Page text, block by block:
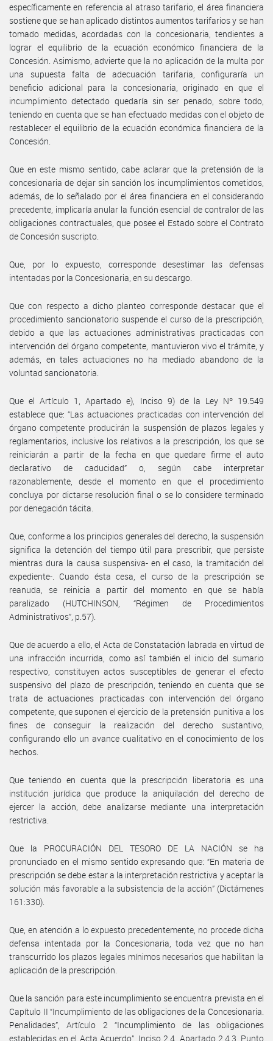
específicamente en referencia al atraso tarifario, el área financiera
sostiene que se han aplicado distintos aumentos tarifarios y se han
tomado medidas, acordadas con la concesionaria, tendientes a
lograr el equilibrio de la ecuación económico financiera de la
Concesión. Asimismo, advierte que la no aplicación de la multa por
una supuesta falta de adecuación tarifaria, configuraría un
beneficio adicional para la concesionaria, originado en que el
incumplimiento detectado quedaría sin ser penado, sobre todo,
teniendo en cuenta que se han efectuado medidas con el objeto de
restablecer el equilibrio de la ecuación económica financiera de la
Concesión.
Que en este mismo sentido, cabe aclarar que la pretensión de la
concesionaria de dejar sin sanción los incumplimientos cometidos,
además, de lo señalado por el área financiera en el considerando
precedente, implicaría anular la función esencial de contralor de las
obligaciones contractuales, que posee el Estado sobre el Contrato
de Concesión suscripto.
Que, por lo expuesto, corresponde desestimar las defensas
intentadas por la Concesionaria, en su descargo.
Que con respecto a dicho planteo corresponde destacar que el
procedimiento sancionatorio suspende el curso de la prescripción,
debido a que las actuaciones administrativas practicadas con
intervención del órgano competente, mantuvieron vivo el trámite, y
además, en tales actuaciones no ha mediado abandono de la
voluntad sancionatoria.
Que el Artículo 1, Apartado e), Inciso 9) de la Ley Nº 19.549
establece que: “Las actuaciones practicadas con intervención del
órgano competente producirán la suspensión de plazos legales y
reglamentarios, inclusive los relativos a la prescripción, los que se
reiniciarán a partir de la fecha en que quedare firme el auto
declarativo de caducidad” o, según cabe interpretar
razonablemente, desde el momento en que el procedimiento
concluya por dictarse resolución final o se lo considere terminado
por denegación tácita.
Que, conforme a los principios generales del derecho, la suspensión
significa la detención del tiempo útil para prescribir, que persiste
mientras dura la causa suspensiva- en el caso, la tramitación del
expediente-. Cuando ésta cesa, el curso de la prescripción se
reanuda, se reinicia a partir del momento en que se había
paralizado (HUTCHINSON, “Régimen de Procedimientos
Administrativos”, p.57).
Que de acuerdo a ello, el Acta de Constatación labrada en virtud de
una infracción incurrida, como así también el inicio del sumario
respectivo, constituyen actos susceptibles de generar el efecto
suspensivo del plazo de prescripción, teniendo en cuenta que se
trata de actuaciones practicadas con intervención del órgano
competente, que suponen el ejercicio de la pretensión punitiva a los
fines de conseguir la realización del derecho sustantivo,
configurando ello un avance cualitativo en el conocimiento de los
hechos.
Que teniendo en cuenta que la prescripción liberatoria es una
institución jurídica que produce la aniquilación del derecho de
ejercer la acción, debe analizarse mediante una interpretación
restrictiva.
Que la PROCURACIÓN DEL TESORO DE LA NACIÓN se ha
pronunciado en el mismo sentido expresando que: “En materia de
prescripción se debe estar a la interpretación restrictiva y aceptar la
solución más favorable a la subsistencia de la acción” (Dictámenes
161:330).
Que, en atención a lo expuesto precedentemente, no procede dicha
defensa intentada por la Concesionaria, toda vez que no han
transcurrido los plazos legales mínimos necesarios que habilitan la
aplicación de la prescripción.
Que la sanción para este incumplimiento se encuentra prevista en el
Capítulo II “Incumplimiento de las obligaciones de la Concesionaria.
Penalidades”, Artículo 2 “Incumplimiento de las obligaciones
establecidas en el Acta Acuerdo”, Inciso 2.4, Apartado 2.4.3, Punto